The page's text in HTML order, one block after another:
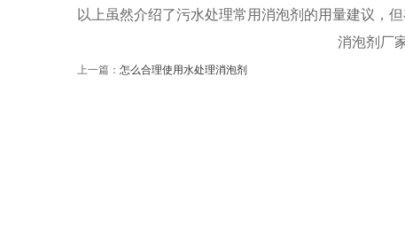
以上虽然介绍了污水处理常用消泡剂的用量建议，
消泡剂厂
上一篇： 怎么合理使用水处理消泡剂